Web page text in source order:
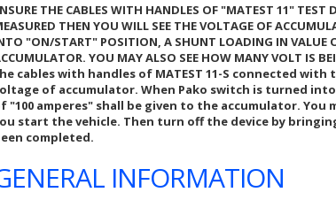
THE CABLES WITH HANDLES OF"MATEST 11" TEST
THEN YOU WILL SEE THE VOLTAGE OF
"ON/START"POSITION, A SHUNT LOADING IN VALUE
YOU MAY ALSO SEE HOW MANY VOLT IS
cables with handles of MATEST 11-S connected with
of accumulator. When Pako switch is turned into
"100 amperes"shall be given to the accumulator. You
start the vehicle. Then turn off the device by
completed.
INFORMATION